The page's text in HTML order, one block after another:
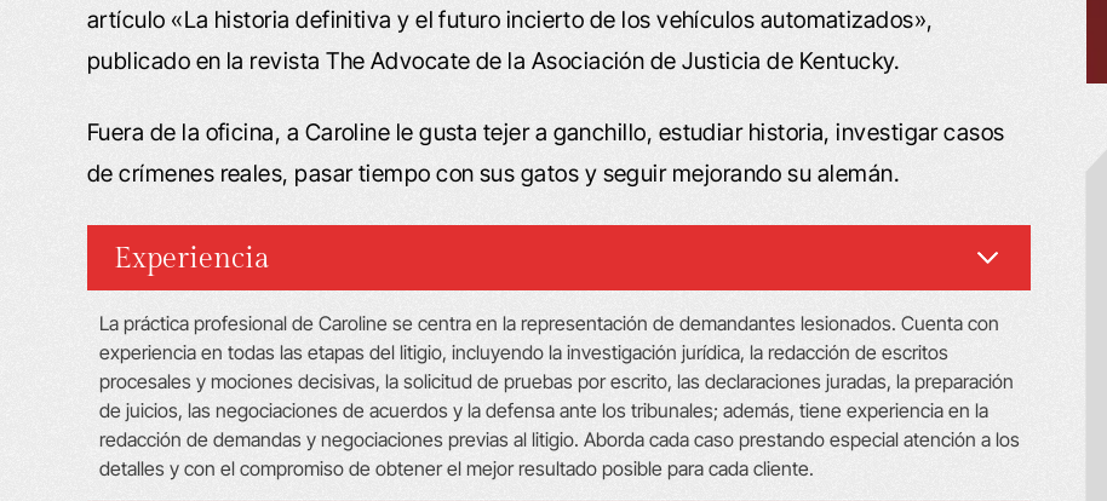
artículo «La historia definitiva y el futuro incierto de los vehículos automatizados»,
publicado en la revista The Advocate de la Asociación de Justicia de Kentucky.
Fuera de la oficina, a Caroline le gusta tejer a ganchillo, estudiar historia, investigar casos
de crímenes reales, pasar tiempo con sus gatos y seguir mejorando su alemán.
Experiencia
La práctica profesional de Caroline se centra en la representación de demandantes lesionados. Cuenta con
experiencia en todas las etapas del litigio, incluyendo la investigación jurídica, la redacción de escritos
procesales y mociones decisivas, la solicitud de pruebas por escrito, las declaraciones juradas, la preparación
de juicios, las negociaciones de acuerdos y la defensa ante los tribunales; además, tiene experiencia en la
redacción de demandas y negociaciones previas al litigio. Aborda cada caso prestando especial atención a los
detalles y con el compromiso de obtener el mejor resultado posible para cada cliente.
VÍDEO: ESTOY MUY, MUY
CONTENTO
muy satisfecho: “Me mordió un
y sentí que el perito del seguro
estaba siendo sincero conmigo en
VÍDEO: ME SENTÍ COMO SI
ESTUVIERA TRATANDO CON
FAMILIARES Y AMIGOS
Cómo lidiar con amigos y familiares “Mi
buen amigo Willard D., que vive justo
¡PROFESIONALES Y AMABLES!
El bufete de abogados Schafer se
encargó de responder a todas mis
preguntas y dudas de manera